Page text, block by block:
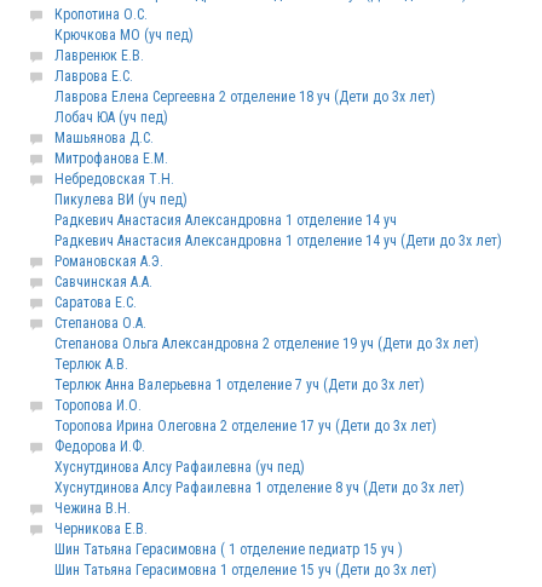
Кропотина О.С.
Крючкова МО (уч пед)
Лавренюк Е.В.
Лаврова Е.С.
Лаврова Елена Сергеевна 2 отделение 18 уч (Дети до 3х лет)
Лобач ЮА (уч пед)
Машьянова Д.С.
Митрофанова Е.М.
Небредовская Т.Н.
Пикулева ВИ (уч пед)
Радкевич Анастасия Александровна 1 отделение 14 уч
Радкевич Анастасия Александровна 1 отделение 14 уч (Дети до 3х лет)
Романовская А.Э.
Савчинская А.А.
Саратова Е.С.
Степанова О.А.
Степанова Ольга Александровна 2 отделение 19 уч (Дети до 3х лет)
Терлюк А.В.
Терлюк Анна Валерьевна 1 отделение 7 уч (Дети до 3х лет)
Торопова И.О.
Торопова Ирина Олеговна 2 отделение 17 уч (Дети до 3х лет)
Федорова И.Ф.
Хуснутдинова Алсу Рафаилевна (уч пед)
Хуснутдинова Алсу Рафаилевна 1 отделение 8 уч (Дети до 3х лет)
Чежина В.Н.
Черникова Е.В.
Шин Татьяна Герасимовна ( 1 отделение педиатр 15 уч )
Шин Татьяна Герасимовна 1 отделение 15 уч (Дети до 3х лет)